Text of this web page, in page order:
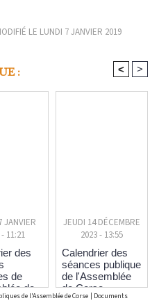
LE LUNDI 7 JANVIER 2019
: < >
JANVIER
11:21
des
de
de
JEUDI 14 DÉCEMBRE
2023 - 13:55
Calendrier des
séances publique
de l'Assemblée
de Corse
de l'Assemblée de Corse | Documents